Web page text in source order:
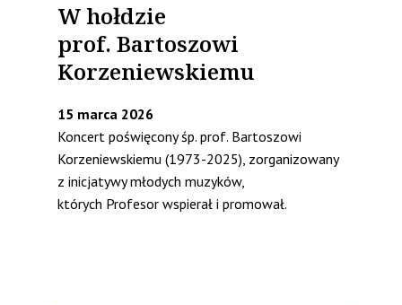
W hołdzie
prof. Bartoszowi
Korzeniewskiemu
15 marca 2026
Koncert poświęcony śp. prof. Bartoszowi
Korzeniewskiemu (1973-2025), zorganizowany
z inicjatywy młodych muzyków,
których Profesor wspierał i promował.